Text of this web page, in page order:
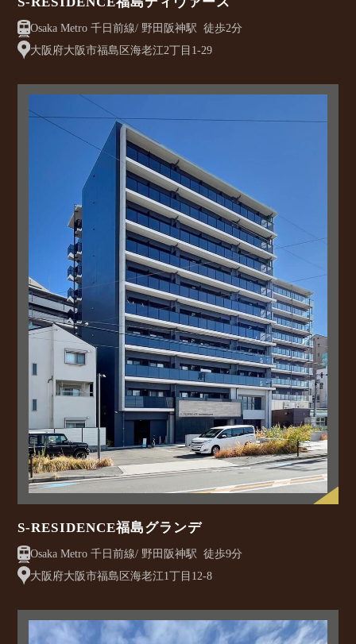
Osaka Metro 千日前線/ 野田阪神駅 徒歩2分
大阪府大阪市福島区海老江2丁目1-29
S-RESIDENCE福島グランデ
Osaka Metro 千日前線/ 野田阪神駅 徒歩9分
大阪府大阪市福島区海老江1丁目12-8